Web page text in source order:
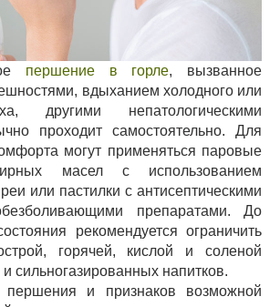
першение в горле, вызванное
вдыханием холодного или
другими непатологическими
проходит самостоятельно. Для
могут применяться паровые
масел с использованием
или пастилки с антисептическими
препаратами. До
рекомендуется ограничить
горячей, кислой и соленой
сильногазированных напитков.
першения и признаков возможной